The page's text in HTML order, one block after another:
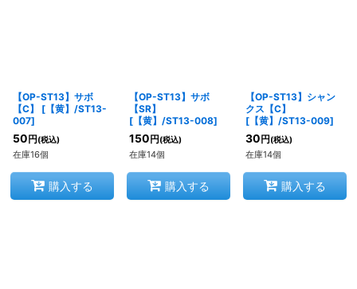
【OP-ST13】サボ
【C】
[ 【黄】/ST13-
007]
50 円 (税込)
在庫16個
購入する
【OP-ST13】サボ
【SR】
[【黄】/ST13-008]
150 円 (税込)
在庫14個
購入する
【OP-ST13】シャン
クス【C】
[【黄】/ST13-009]
30 円 (税込)
在庫14個
購入する